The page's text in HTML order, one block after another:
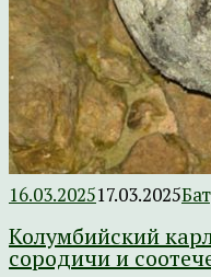
16.03.202517.03.2025
Колумбийский
сородичи и